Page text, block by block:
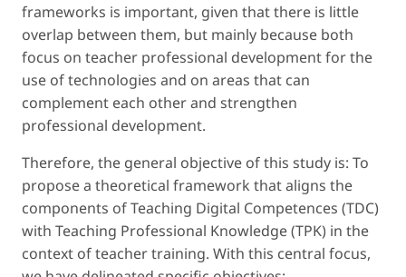
frameworks is important, given that there is little
overlap between them, but mainly because both
focus on teacher professional development for the
use of technologies and on areas that can
complement each other and strengthen
professional development.
Therefore, the general objective of this study is: To
propose a theoretical framework that aligns the
components of Teaching Digital Competences (TDC)
with Teaching Professional Knowledge (TPK) in the
context of teacher training. With this central focus,